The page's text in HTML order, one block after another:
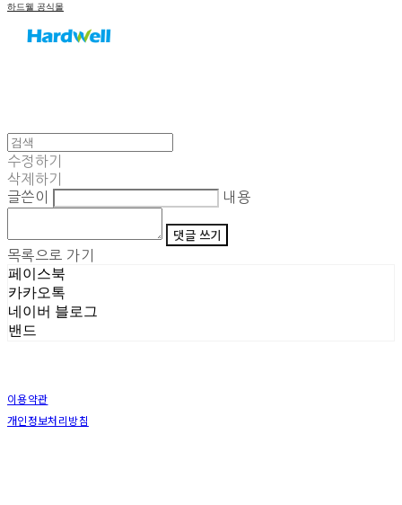
하드웰 공식몰
수정하기
삭제하기
글쓴이
내용
댓글 쓰기
목록으로 가기
페이스북
카카오톡
네이버 블로그
밴드
이용약관
개인정보처리방침